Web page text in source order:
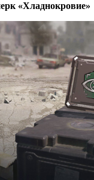
«Хладнокровие»